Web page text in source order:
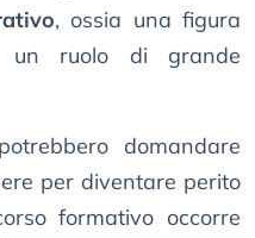
, ossia una figura
un ruolo di grande
domandare
per diventare perito
formativo occorre